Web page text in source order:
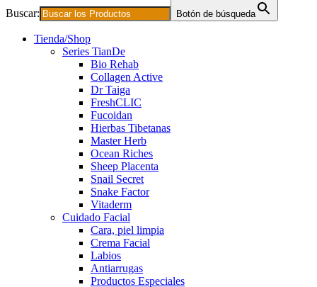
Buscar: Botón de búsqueda
Tienda/Shop
Series TianDe
Bio Rehab
Collagen Active
Dr Taiga
FreshCLIC
Fucoidan
Hierbas Tibetanas
Master Herb
Ocean Riches
Sheep Placenta
Snail Secret
Snake Factor
Vitaderm
Cuidado Facial
Cara, piel limpia
Crema Facial
Labios
Antiarrugas
Productos Especiales